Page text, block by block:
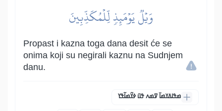
وَيۡلٞ يَوۡمَئِذٖ لِّلۡمُكَذِّبِينَ
Propast i kazna toga dana desit će se
onima koji su negirali kaznu na Sudnjem
danu.
ߘߟߊߡߌߘߊ߫ ߜߘߍ ߟߎ߫ ߦߌ߬ߘߊ߬ߟߌ